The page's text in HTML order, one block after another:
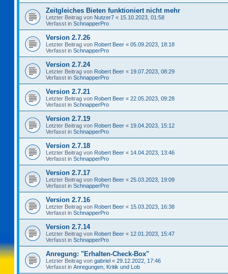
Zeitgleiches Bieten funktioniert nicht mehr
Letzter Beitrag von Nutzer7 « 15.10.2023, 01:58
Verfasst in SchnapperPro
Version 2.7.26
Letzter Beitrag von Robert Beer « 05.09.2023, 18:18
Verfasst in SchnapperPro
Version 2.7.24
Letzter Beitrag von Robert Beer « 19.07.2023, 08:29
Verfasst in SchnapperPro
Version 2.7.21
Letzter Beitrag von Robert Beer « 22.05.2023, 09:28
Verfasst in SchnapperPro
Version 2.7.19
Letzter Beitrag von Robert Beer « 19.04.2023, 15:12
Verfasst in SchnapperPro
Version 2.7.18
Letzter Beitrag von Robert Beer « 14.04.2023, 13:46
Verfasst in SchnapperPro
Version 2.7.17
Letzter Beitrag von Robert Beer « 25.03.2023, 19:09
Verfasst in SchnapperPro
Version 2.7.16
Letzter Beitrag von Robert Beer « 15.03.2023, 16:38
Verfasst in SchnapperPro
Version 2.7.14
Letzter Beitrag von Robert Beer « 12.01.2023, 15:47
Verfasst in SchnapperPro
Anregung: "Erhalten-Check-Box"
Letzter Beitrag von gabriel « 29.12.2022, 17:46
Verfasst in Anregungen, Kritik und Lob